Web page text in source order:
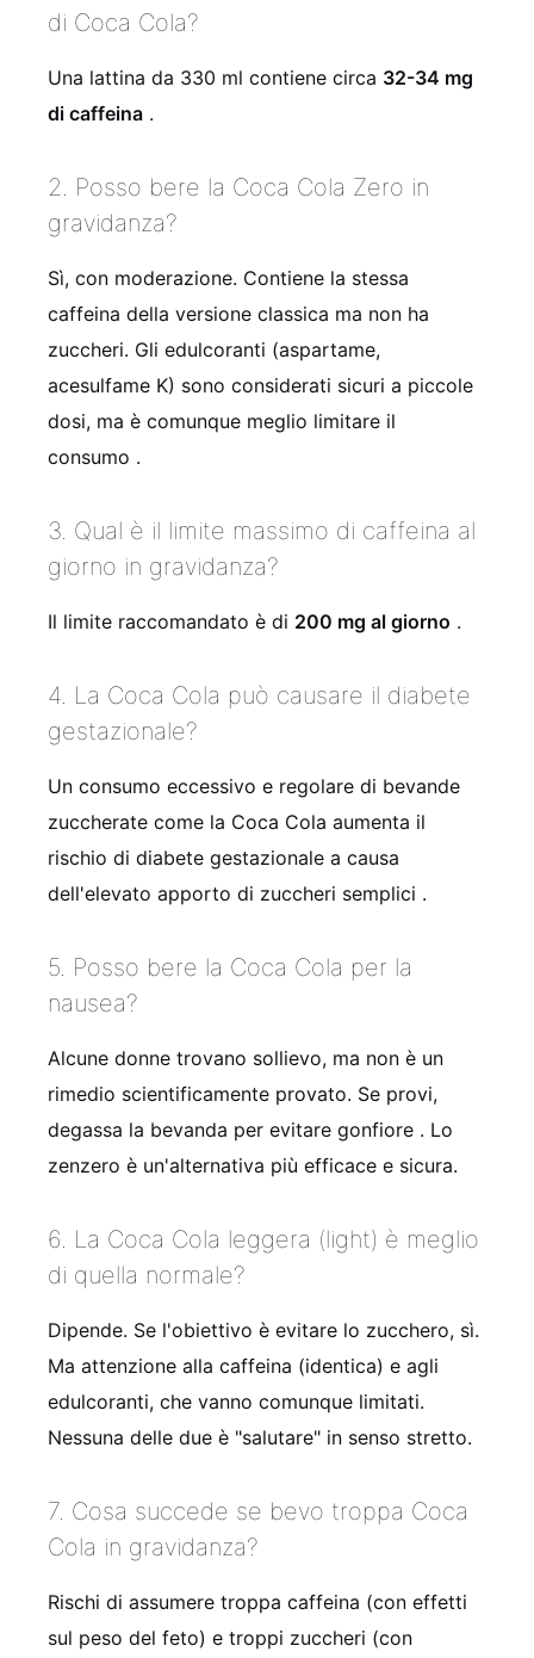
di Coca Cola?
Una lattina da 330 ml contiene circa 32-34 mg
di caffeina .
2. Posso bere la Coca Cola Zero in
gravidanza?
Sì, con moderazione. Contiene la stessa
caffeina della versione classica ma non ha
zuccheri. Gli edulcoranti (aspartame,
acesulfame K) sono considerati sicuri a piccole
dosi, ma è comunque meglio limitare il
consumo .
3. Qual è il limite massimo di caffeina al
giorno in gravidanza?
Il limite raccomandato è di 200 mg al giorno .
4. La Coca Cola può causare il diabete
gestazionale?
Un consumo eccessivo e regolare di bevande
zuccherate come la Coca Cola aumenta il
rischio di diabete gestazionale a causa
dell'elevato apporto di zuccheri semplici .
5. Posso bere la Coca Cola per la
nausea?
Alcune donne trovano sollievo, ma non è un
rimedio scientificamente provato. Se provi,
degassa la bevanda per evitare gonfiore . Lo
zenzero è un'alternativa più efficace e sicura.
6. La Coca Cola leggera (light) è meglio
di quella normale?
Dipende. Se l'obiettivo è evitare lo zucchero, sì.
Ma attenzione alla caffeina (identica) e agli
edulcoranti, che vanno comunque limitati.
Nessuna delle due è "salutare" in senso stretto.
7. Cosa succede se bevo troppa Coca
Cola in gravidanza?
Rischi di assumere troppa caffeina (con effetti
sul peso del feto) e troppi zuccheri (con